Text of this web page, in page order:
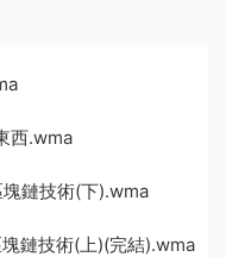
西.wma
鏈技術(下).wma
鏈技術(上)(完結).wma